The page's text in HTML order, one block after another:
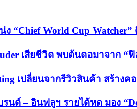
“Chief World Cup
เสียชีวิต พบต้นตอมาจาก “ฟิ
เปลี่ยนจากรีวิวสินค้า สร้าง
นด์ – อินฟลูฯ รายได้หด มอง